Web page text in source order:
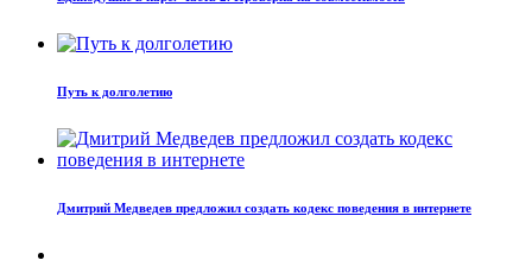
Путь к долголетию
Дмитрий Медведев предложил создать кодекс поведения в интернете